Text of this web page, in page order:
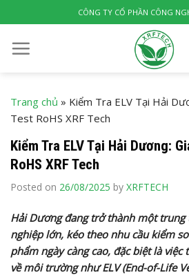
to
content
CÔNG TY CỔ PHẦN CÔNG
Trang chủ » Kiểm Tra ELV Tại Hải
Test RoHS XRF Tech
Kiểm Tra ELV Tại Hải Dương:
RoHS XRF Tech
Posted on 26/08/2025 by XRFTECH
Hải Dương đang trở thành một trung
nghiệp lớn, kéo theo nhu cầu kiểm
phẩm ngày càng cao, đặc biệt là
về môi trường như ELV (End-of-Life